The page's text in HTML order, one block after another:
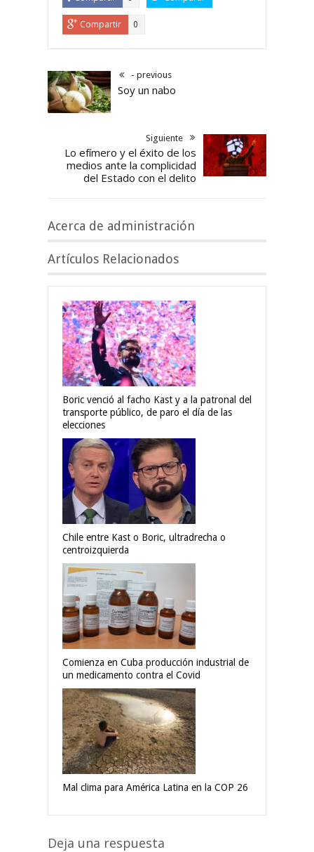
Compartir 0
- previous
Soy un nabo
Siguiente
Lo efímero y el éxito de los
medios ante la complicidad
del Estado con el delito
Acerca de administración
Artículos Relacionados
Boric venció al facho Kast y a la patronal del
transporte público, de paro el día de las
elecciones
Chile entre Kast o Boric, ultradrecha o
centroizquierda
Comienza en Cuba producción industrial de
un medicamento contra el Covid
Mal clima para América Latina en la COP 26
Deja una respuesta